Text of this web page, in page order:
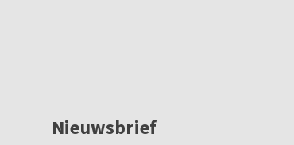
Nieuwsbrief